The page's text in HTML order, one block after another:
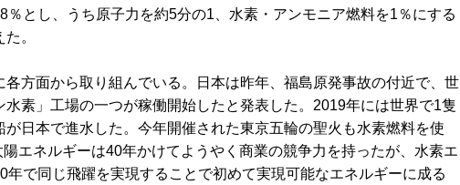
％とし、うち原子力を約5分の1、水素・アンモニア燃料を1％にする
。
方面から取り組んでいる。日本は昨年、福島原発事故の付近で、世
水素」工場の一つが稼働開始したと発表した。2019年には世界で1隻
が日本で進水した。今年開催された東京五輪の聖火も水素燃料を使
エネルギーは40年かけてようやく商業の競争力を持ったが、水素エ
年で同じ飛躍を実現することで初めて実現可能なエネルギーに成る